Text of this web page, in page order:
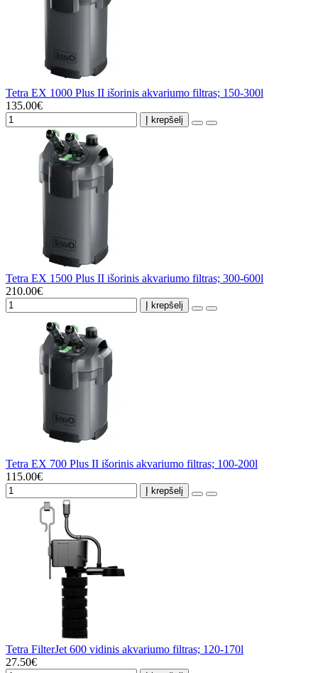
Tetra EX 1000 Plus II išorinis akvariumo filtras; 150-300l
135.00€
Į krepšelį
Tetra EX 1500 Plus II išorinis akvariumo filtras; 300-600l
210.00€
Į krepšelį
Tetra EX 700 Plus II išorinis akvariumo filtras; 100-200l
115.00€
Į krepšelį
Tetra FilterJet 600 vidinis akvariumo filtras; 120-170l
27.50€